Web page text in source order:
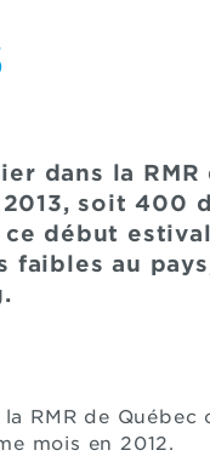
dans la RMR
soit 400
début estival
faibles au
RMR de Québec
mois en 2012.